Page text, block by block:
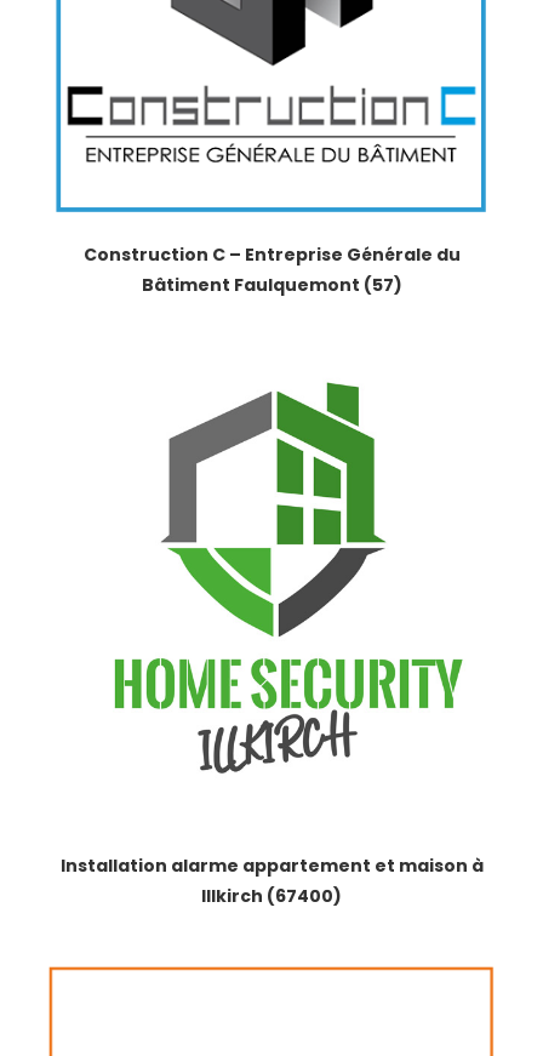
Construction C – Entreprise Générale du
Bâtiment Faulquemont (57)
Installation alarme appartement et maison à
Illkirch (67400)